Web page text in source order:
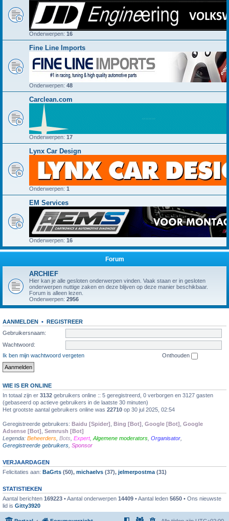
Onderwerpen: 16
Fine Line Imports
Onderwerpen: 48
Carclean.com
Onderwerpen: 17
Lynx Car Design
Onderwerpen: 1
EM Services
Onderwerpen: 16
Forum
ARCHIEF
Hier kan je alle gesloten onderwerpen vinden. Vaak staan er in gesloten
onderwerpen nuttige zaken en deze blijven op deze manier beschikbaar.
Forum is alleen lezen.
Onderwerpen: 2956
AANMELDEN • REGISTREER
Gebruikersnaam:
Wachtwoord:
Ik ben mijn wachtwoord vergeten
Onthouden
WIE IS ER ONLINE
In totaal zijn er 3132 gebruikers online :: 5 geregistreerd, 0 verborgen en 3127 gasten
(gebaseerd op actieve gebruikers in de laatste 30 minuten)
Het grootste aantal gebruikers online was 22710 op 30 jul 2025, 02:54
Geregistreerde gebruikers: Baidu [Spider] Bing [Bot] Google [Bot] Google
Adsense [Bot] Semrush [Bot]
Legenda: Beheerders Bots Expert, Algemene moderators Organisator
Geregistreerde gebruikers Sponsor
VERJAARDAGEN
Felicitaties aan: BaGrts (50), michaelvs (37), jelmerpostma (31)
STATISTIEKEN
Aantal berichten 169223 • Aantal onderwerpen 14409 • Aantal leden 5650 • Ons nieuwste
lid is Gitty3920